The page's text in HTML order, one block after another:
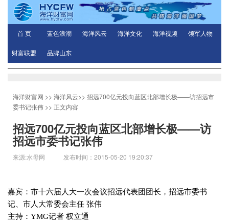
首 页 蓝色浪潮 海洋风云 海洋文化 海洋视频 领军人物
财富联盟 品牌山东
海洋财富网 >> 海洋风云>> 招远700亿元投向蓝区北部增长极——访招远市
委书记张伟 >> 正文内容
招远700亿元投向蓝区北部增长极——访
招远市委书记张伟
来源:水母网 发布时间：2015-05-20 19:20:37
嘉宾：市十六届人大一次会议招远代表团团长，招远市委书
记、市人大常委会主任 张伟
主持： YMG记者 权立通